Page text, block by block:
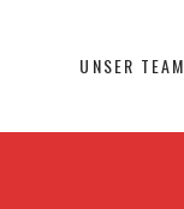
UNSER TEAM